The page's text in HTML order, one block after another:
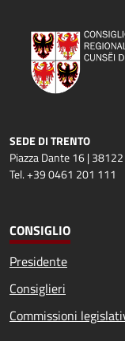
SEDE DI TRENTO
Piazza Dante 16 | 38122
Tel. +39 0461 201 111
CONSIGLIO
Presidente
Consiglieri
Commissioni